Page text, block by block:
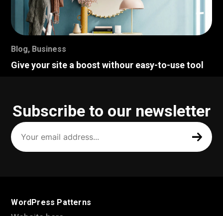
Blog, Business
Give your site a boost withour easy-to-use tool
Subscribe to our newsletter
Your
email
address
(Required)
WordPress Patterns